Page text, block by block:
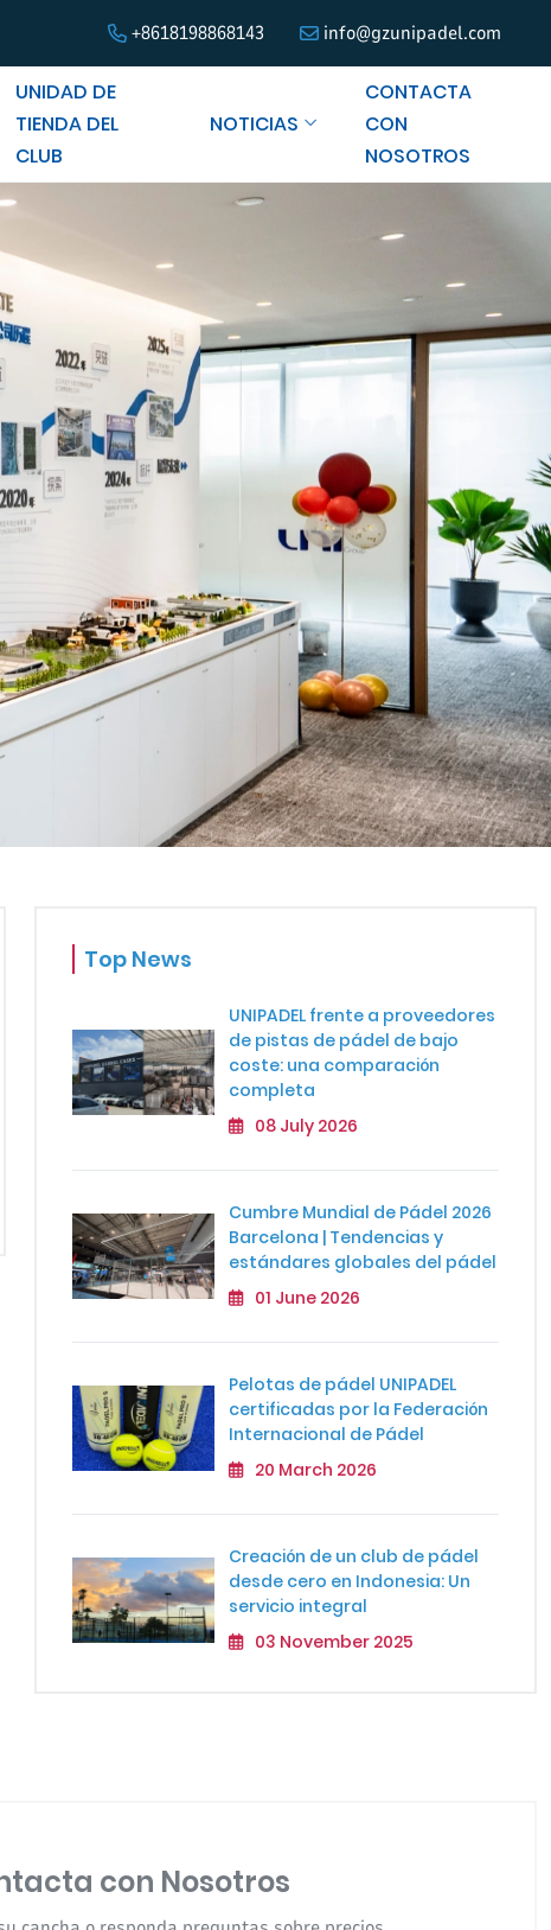
+8618198868143 info@gzunipadel.com
UNIDAD DE
TIENDA DEL
CLUB
NOTICIAS
CONTACTA
CON
NOSOTROS
Top News
UNIPADEL frente a proveedores
de pistas de pádel de bajo
coste: una comparación
completa
08 July 2026
Cumbre Mundial de Pádel 2026
Barcelona | Tendencias y
estándares globales del pádel
01 June 2026
Pelotas de pádel UNIPADEL
certificadas por la Federación
Internacional de Pádel
20 March 2026
Creación de un club de pádel
desde cero en Indonesia: Un
servicio integral
03 November 2025
con Nosotros